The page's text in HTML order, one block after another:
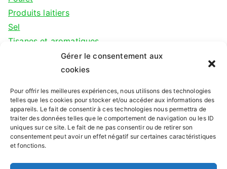
Gérer le consentement aux
cookies
Pour offrir les meilleures expériences, nous utilisons des technologies
telles que les cookies pour stocker et/ou accéder aux informations des
appareils. Le fait de consentir à ces technologies nous permettra de
traiter des données telles que le comportement de navigation ou les ID
uniques sur ce site. Le fait de ne pas consentir ou de retirer son
consentement peut avoir un effet négatif sur certaines caractéristiques
et fonctions.
Produits laitiers
Sel
Tisanes et aromatiques
Depuis 2010
L'Association pour le Maintien de l'Agriculture
Paysanne de la Roche sur Yon soutient une vingtaine
de producteurs locaux en circuits courts depuis 2010